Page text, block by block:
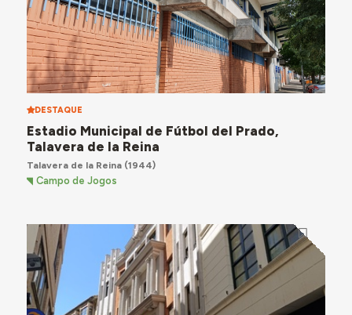
DESTAQUE
Estadio Municipal de Fútbol del Prado,
Talavera de la Reina
Talavera de la Reina(1944)
Campo de Jogos